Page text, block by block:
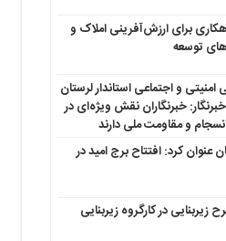
برای ارزش‌آفرینی املاک و
توسعه
و اجتماعی استاندار لرستان
خبرنگار: خبرنگاران نقش ویژه‌ای در
و مقاومت ملی دارند
عنوان کرد: افتتاح برج امید در
۱۸ طرح زیربنایی در کارگروه زیربنایی